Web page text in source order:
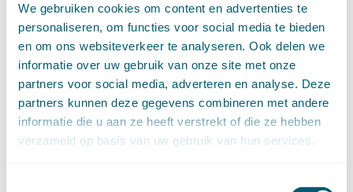
We gebruiken cookies om content en advertenties te
personaliseren, om functies voor social media te bieden
en om ons websiteverkeer te analyseren. Ook delen we
informatie over uw gebruik van onze site met onze
partners voor social media, adverteren en analyse. Deze
partners kunnen deze gegevens combineren met andere
informatie die u aan ze heeft verstrekt of die ze hebben
verzameld op basis van uw gebruik van hun services.
februari (11)
januari (15)
►
2020 (154)
december (6)
november (14)
oktober (14)
september (8)
augustus (2)